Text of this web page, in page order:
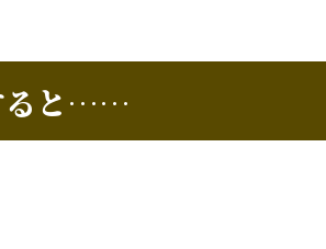
ると……